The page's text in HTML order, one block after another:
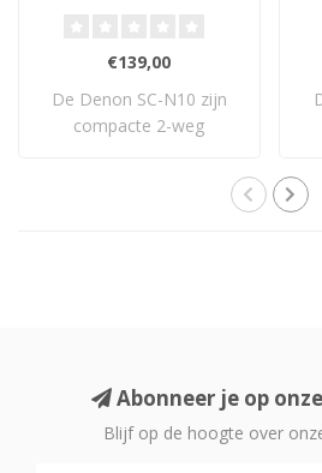
€139,00
De Denon SC-N10 zijn
compacte 2-weg
Abonneer je op
Blijf op de hoogte over